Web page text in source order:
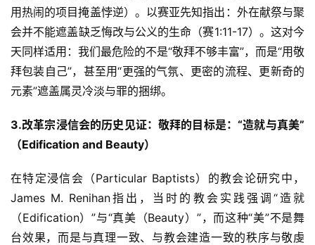
用热闹的项目掩盖悖逆）。以赛亚先知指出：外在献祭与聚
会并不能遮盖缺乏悔改与公义的生命（赛1:11-17）。这对今
天同样适用：我们最危险的不是“敬拜不够丰富”，而是“用敬
拜包装自己”，甚至用“更强的气氛、更密的流程、更新奇的
元素”遮盖属灵冷淡与罪的捆绑。
3.改革宗浸信会的历史见证：敬拜的目标是：“造就与真美”
（Edification and Beauty）
在特定浸信会（Particular Baptists）的教会论研究中，
James M. Renihan指出，当时的教会实践强调“造就
（Edification）”与“真美（Beauty）”，而这种“美”不是舞
台效果，而是与真理一致、与教会建造一致的秩序与敬虔